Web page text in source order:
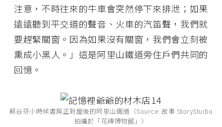
注意，不時往來的牛車會突然停下來排泄；如果
遠遠聽到平交道的聲音、火車的汽笛聲，我們就
要趕緊關窗。因為如果沒有關窗，我們會立刻被
熏成小黑人。」這是阿里山鐵道旁住戶們共同的
回憶。
蘇谷芬小時候書房正對屋後的阿里山鐵道（Source: 故事 StoryStudio
拍攝於「花磚博物館」）